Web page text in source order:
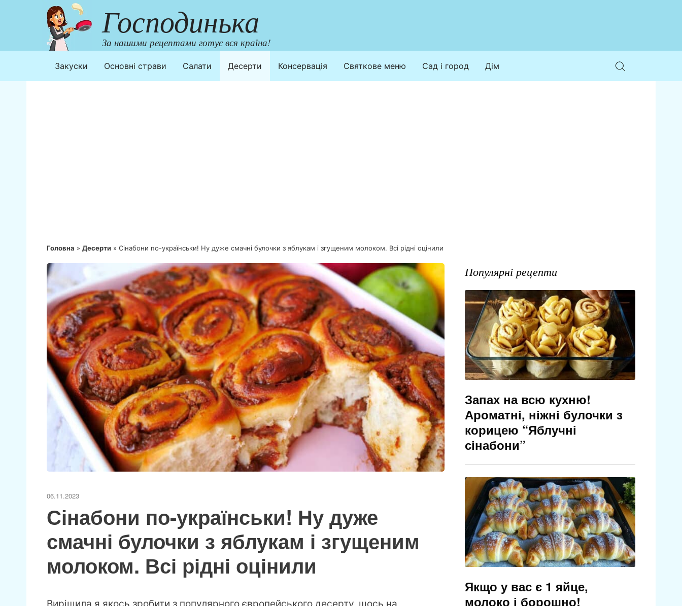
Господинька
За нашими рецептами готує вся країна!
Закуски Основні страви Салати Десерти Консервація Святкове меню Сад і город Дім
Головна » Десерти » Сінабони по-українськи! Ну дуже смачні булочки з яблукам і згущеним молоком. Всі рідні оцінили
06.11.2023
Сінабони по-українськи! Ну дуже
смачні булочки з яблукам і згущеним
молоком. Всі рідні оцінили
Популярні рецепти
Запах на всю кухню!
Ароматні, ніжні булочки з
корицею “Яблучні
сінабони”
Якщо у вас є 1 яйце,
молоко і борошно!